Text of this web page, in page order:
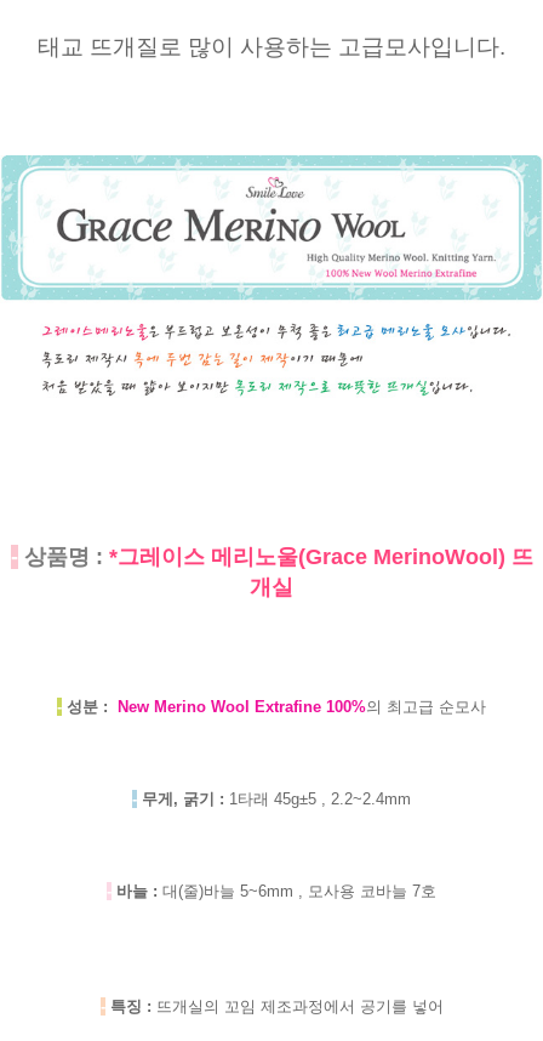
태교 뜨개질로 많이 사용하는 고급모사입니다.
- 상품명 : *그레이스 메리노울(Grace MerinoWool) 뜨
개실
- 성분 : New Merino Wool Extrafine 100%의 최고급 순모사
- 무게, 굵기 : 1타래 45g±5 , 2.2~2.4mm
- 바늘 : 대(줄)바늘 5~6mm , 모사용 코바늘 7호
- 특징 : 뜨개실의 꼬임 제조과정에서 공기를 넣어